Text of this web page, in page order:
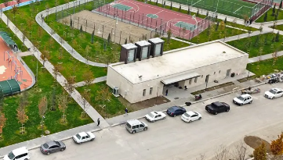
Mersin
İstanbul
İzmir
Kars